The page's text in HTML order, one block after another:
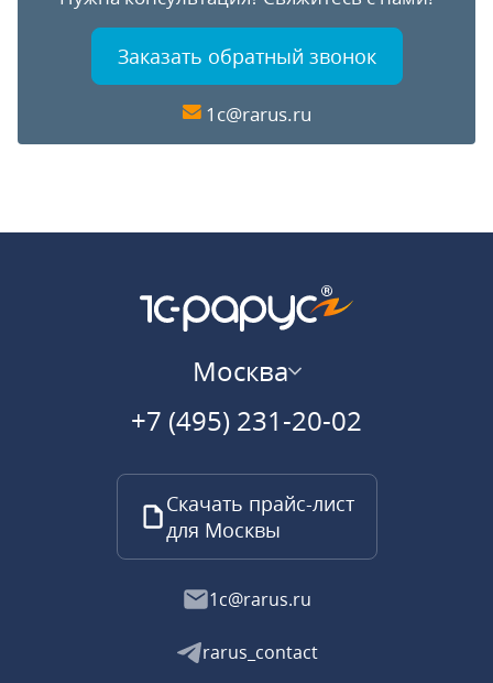
Заказать обратный звонок
1c@rarus.ru
Москва
+7 (495) 231-20-02
Скачать прайс-лист
для Москвы
1c@rarus.ru
rarus_contact